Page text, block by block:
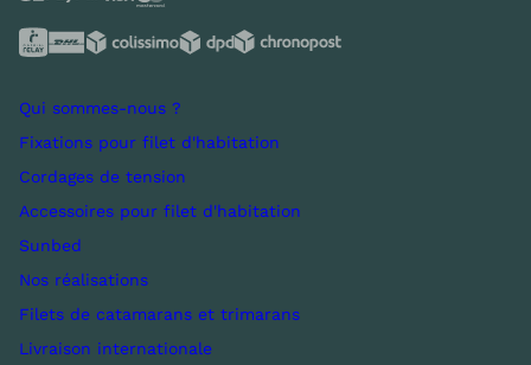
Qui sommes-nous ?
Fixations pour filet d'habitation
Cordages de tension
Accessoires pour filet d'habitation
Sunbed
Nos réalisations
Filets de catamarans et trimarans
Livraison internationale